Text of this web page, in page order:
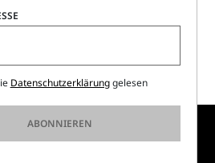
NR. 01397620350 - ESW VAT NR. IE9740240D
Datenschutzerklärunggelesen
ABONNIEREN